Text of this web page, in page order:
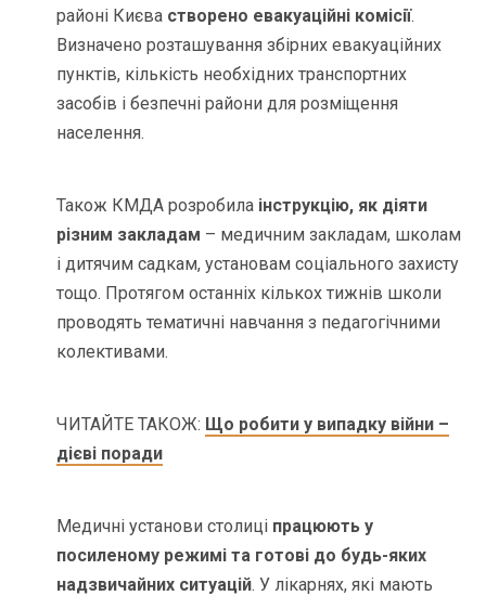
районі Києва створено евакуаційні комісії.
Визначено розташування збірних евакуаційних
пунктів, кількість необхідних транспортних
засобів і безпечні райони для розміщення
населення.
Також КМДА розробила інструкцію, як діяти
різним закладам – медичним закладам, школам
і дитячим садкам, установам соціального захисту
тощо. Протягом останніх кількох тижнів школи
проводять тематичні навчання з педагогічними
колективами.
ЧИТАЙТЕ ТАКОЖ: Що робити у випадку війни –
дієві поради
Медичні установи столиці працюють у
посиленому режимі та готові до будь-яких
надзвичайних ситуацій. У лікарнях, які мають